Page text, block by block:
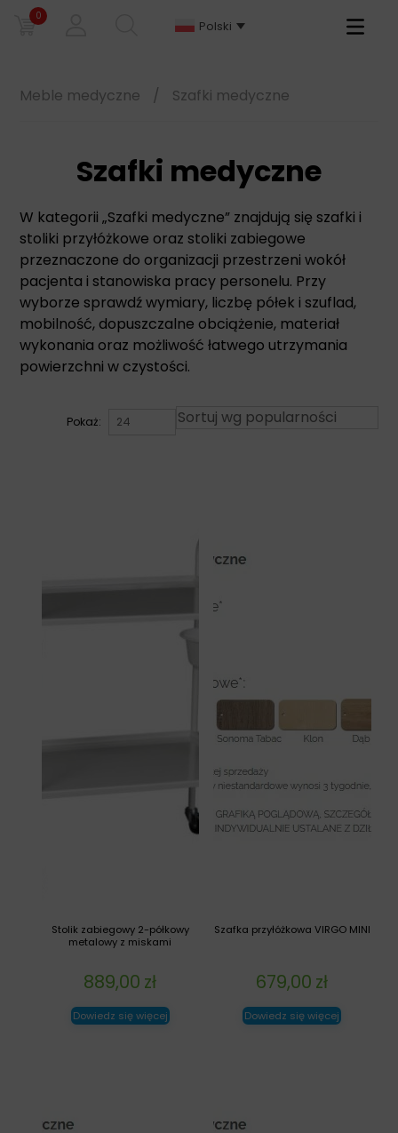
0
Polski
Primary
Meble medyczne / Szafki medyczne
Szafki medyczne
W kategorii „Szafki medyczne” znajdują się szafki i
stoliki przyłóżkowe oraz stoliki zabiegowe
przeznaczone do organizacji przestrzeni wokół
pacjenta i stanowiska pracy personelu. Przy
wyborze sprawdź wymiary, liczbę półek i szuflad,
mobilność, dopuszczalne obciążenie, materiał
wykonania oraz możliwość łatwego utrzymania
powierzchni w czystości.
Pokaż:
Szafka przyłóżkowa VIRGO MINI
679,00 zł
Dowiedz się więcej
Stolik zabiegowy 2-półkowy
metalowy z miskami
889,00 zł
Dowiedz się więcej